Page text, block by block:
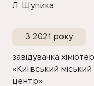
Л. Шупика
З 2021 року
завідувачка
«Київський міський
центр»